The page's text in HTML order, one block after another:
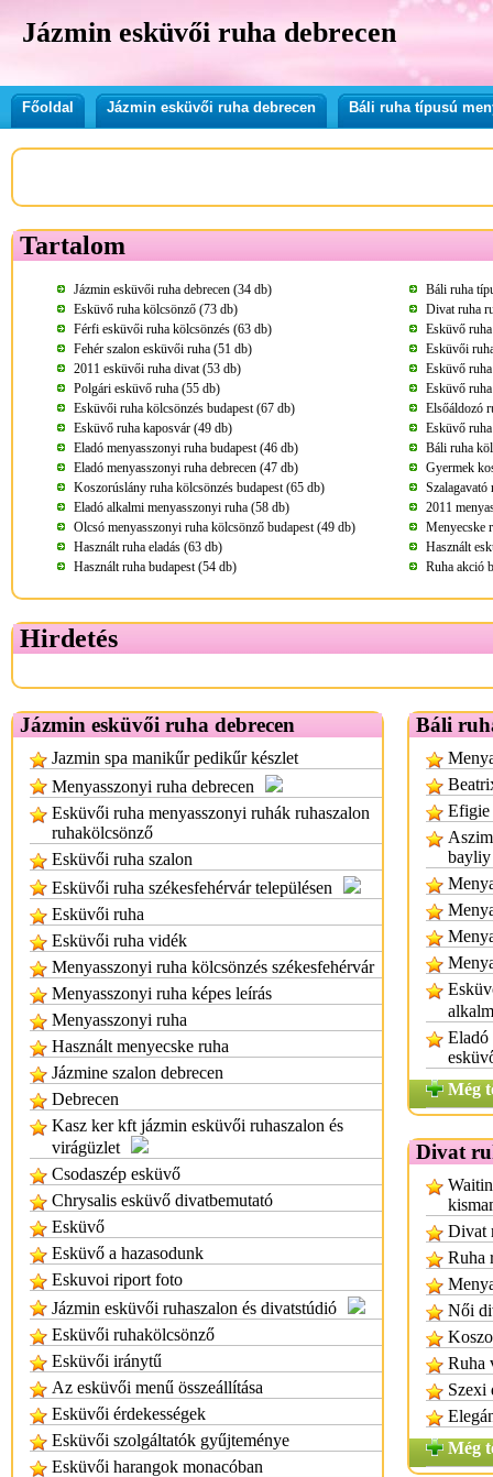
Jázmin esküvői ruha debrecen
Főoldal Jázmin esküvői ruha debrecen Báli ruha típusú
Tartalom
Jázmin esküvői ruha debrecen (34 db)
Báli ruha
Esküvő ruha kölcsönző (73 db)
Divat ruha
Férfi esküvői ruha kölcsönzés (63 db)
Esküvő
Fehér szalon esküvői ruha (51 db)
Esküvői
2011 esküvői ruha divat (53 db)
Esküvő
Polgári esküvő ruha (55 db)
Esküvő
Esküvői ruha kölcsönzés budapest (67 db)
Elsőáldozó
Esküvő ruha kaposvár (49 db)
Esküvő
Eladó menyasszonyi ruha budapest (46 db)
Báli ruha
Eladó menyasszonyi ruha debrecen (47 db)
Gyermek
Koszorúslány ruha kölcsönzés budapest (65 db)
Szalagavató
Eladó alkalmi menyasszonyi ruha (58 db)
2011
Olcsó menyasszonyi ruha kölcsönző budapest (49 db)
Menyecske
Használt ruha eladás (63 db)
Használt
Használt ruha budapest (54 db)
Ruha akció
Hirdetés
Jázmin esküvői ruha debrecen
Jazmin spa manikűr pedikűr készlet
Menyasszonyi ruha debrecen
Esküvői ruha menyasszonyi ruhák ruhaszalon
ruhakölcsönző
Esküvői ruha szalon
Esküvői ruha székesfehérvár településen
Esküvői ruha
Esküvői ruha vidék
Menyasszonyi ruha kölcsönzés székesfehérvár
Menyasszonyi ruha képes leírás
Menyasszonyi ruha
Használt menyecske ruha
Jázmine szalon debrecen
Debrecen
Kasz ker kft jázmin esküvői ruhaszalon és
virágüzlet
Csodaszép esküvő
Chrysalis esküvő divatbemutató
Esküvő
Esküvő a hazasodunk
Eskuvoi riport foto
Jázmin esküvői ruhaszalon és divatstúdió
Esküvői ruhakölcsönző
Esküvői iránytű
Az esküvői menű összeállítása
Esküvői érdekességek
Esküvői szolgáltatók gyűjteménye
Esküvői harangok monacóban
Báli
Efigie
bayliy
Eladó
Még
Divat
Divat
Ruha
Női
Ruha
Szexi
Még